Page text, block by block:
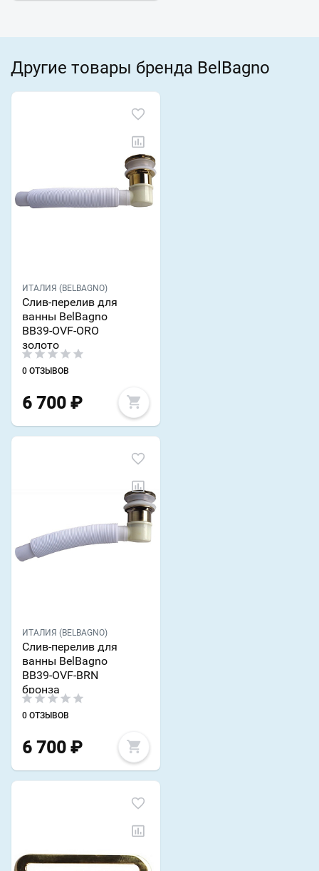
Другие товары бренда BelBagno
ИТАЛИЯ (BELBAGNO)
Слив-перелив для
ванны BelBagno
BB39-OVF-ORO
золото
0 ОТЗЫВОВ
6 700 ₽
ИТАЛИЯ (BELBAGNO)
Слив-перелив для
ванны BelBagno
BB39-OVF-BRN
бронза
0 ОТЗЫВОВ
6 700 ₽